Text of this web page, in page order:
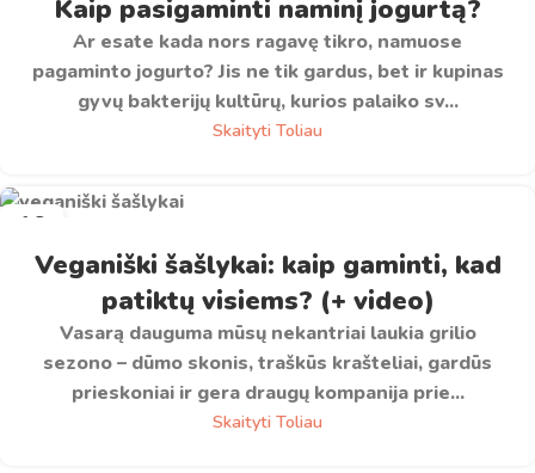
Kaip pasigaminti naminį jogurtą?
Ar esate kada nors ragavę tikro, namuose
pagaminto jogurto? Jis ne tik gardus, bet ir kupinas
gyvų bakterijų kultūrų, kurios palaiko sv...
Skaityti Toliau
19
Veganiški šašlykai: kaip gaminti, kad
patiktų visiems? (+ video)
Vasarą dauguma mūsų nekantriai laukia grilio
sezono – dūmo skonis, traškūs krašteliai, gardūs
prieskoniai ir gera draugų kompanija prie...
Skaityti Toliau